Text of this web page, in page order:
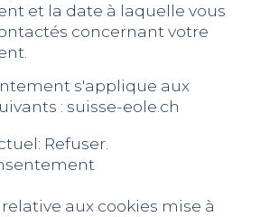
et la date à laquelle vous
concernant votre
s'applique aux
: suisse-eole.ch
Refuser.
aux cookies mise à